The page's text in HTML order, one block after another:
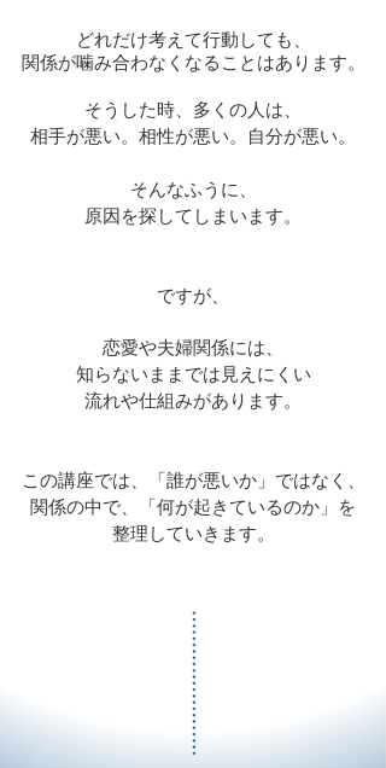
どれだけ考えて行動しても、
関係が噛み合わなくなることはあります。
そうした時、多くの人は、
相手が悪い。 相性が悪い。 自分が悪い。
そんなふうに、
原因を探してしまいます。
ですが、
恋愛や夫婦関係には、
知らないままでは見えにくい
流れや仕組みがあります。
この講座では、「誰が悪いか」ではなく、
関係の中で、「何が起きているのか」を
整理していきます。